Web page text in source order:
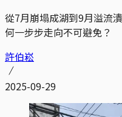
從7月崩塌成湖到9月溢流
何一步步走向不可避免？
許伯崧
2025-09-29